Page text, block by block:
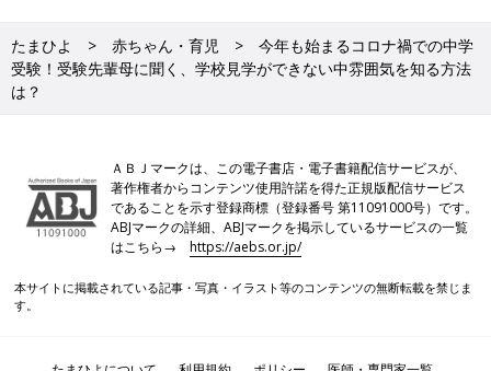
偏差値30からの中学受験合格記―泣いて、落ち込んで、最後に笑
った母と子の500日
あなたの子育てエピソードを大募集！
たまひよ 赤ちゃん・育児
今年も始まるコロナ禍での中学
受験！受験先輩母に聞く、学校見学ができない中雰囲気を知る方法
は？
ＡＢＪマークは、この電子書店・電子書籍配信サービスが、
著作権者からコンテンツ使用許諾を得た正規版配信サービス
であることを示す登録商標（登録番号 第11091000号）です。
ABJマークの詳細、ABJマークを掲示しているサービスの一覧
はこちら→https://aebs.or.jp/
本サイトに掲載されている記事・写真・イラスト等のコンテンツの無断転載を禁じま
す。